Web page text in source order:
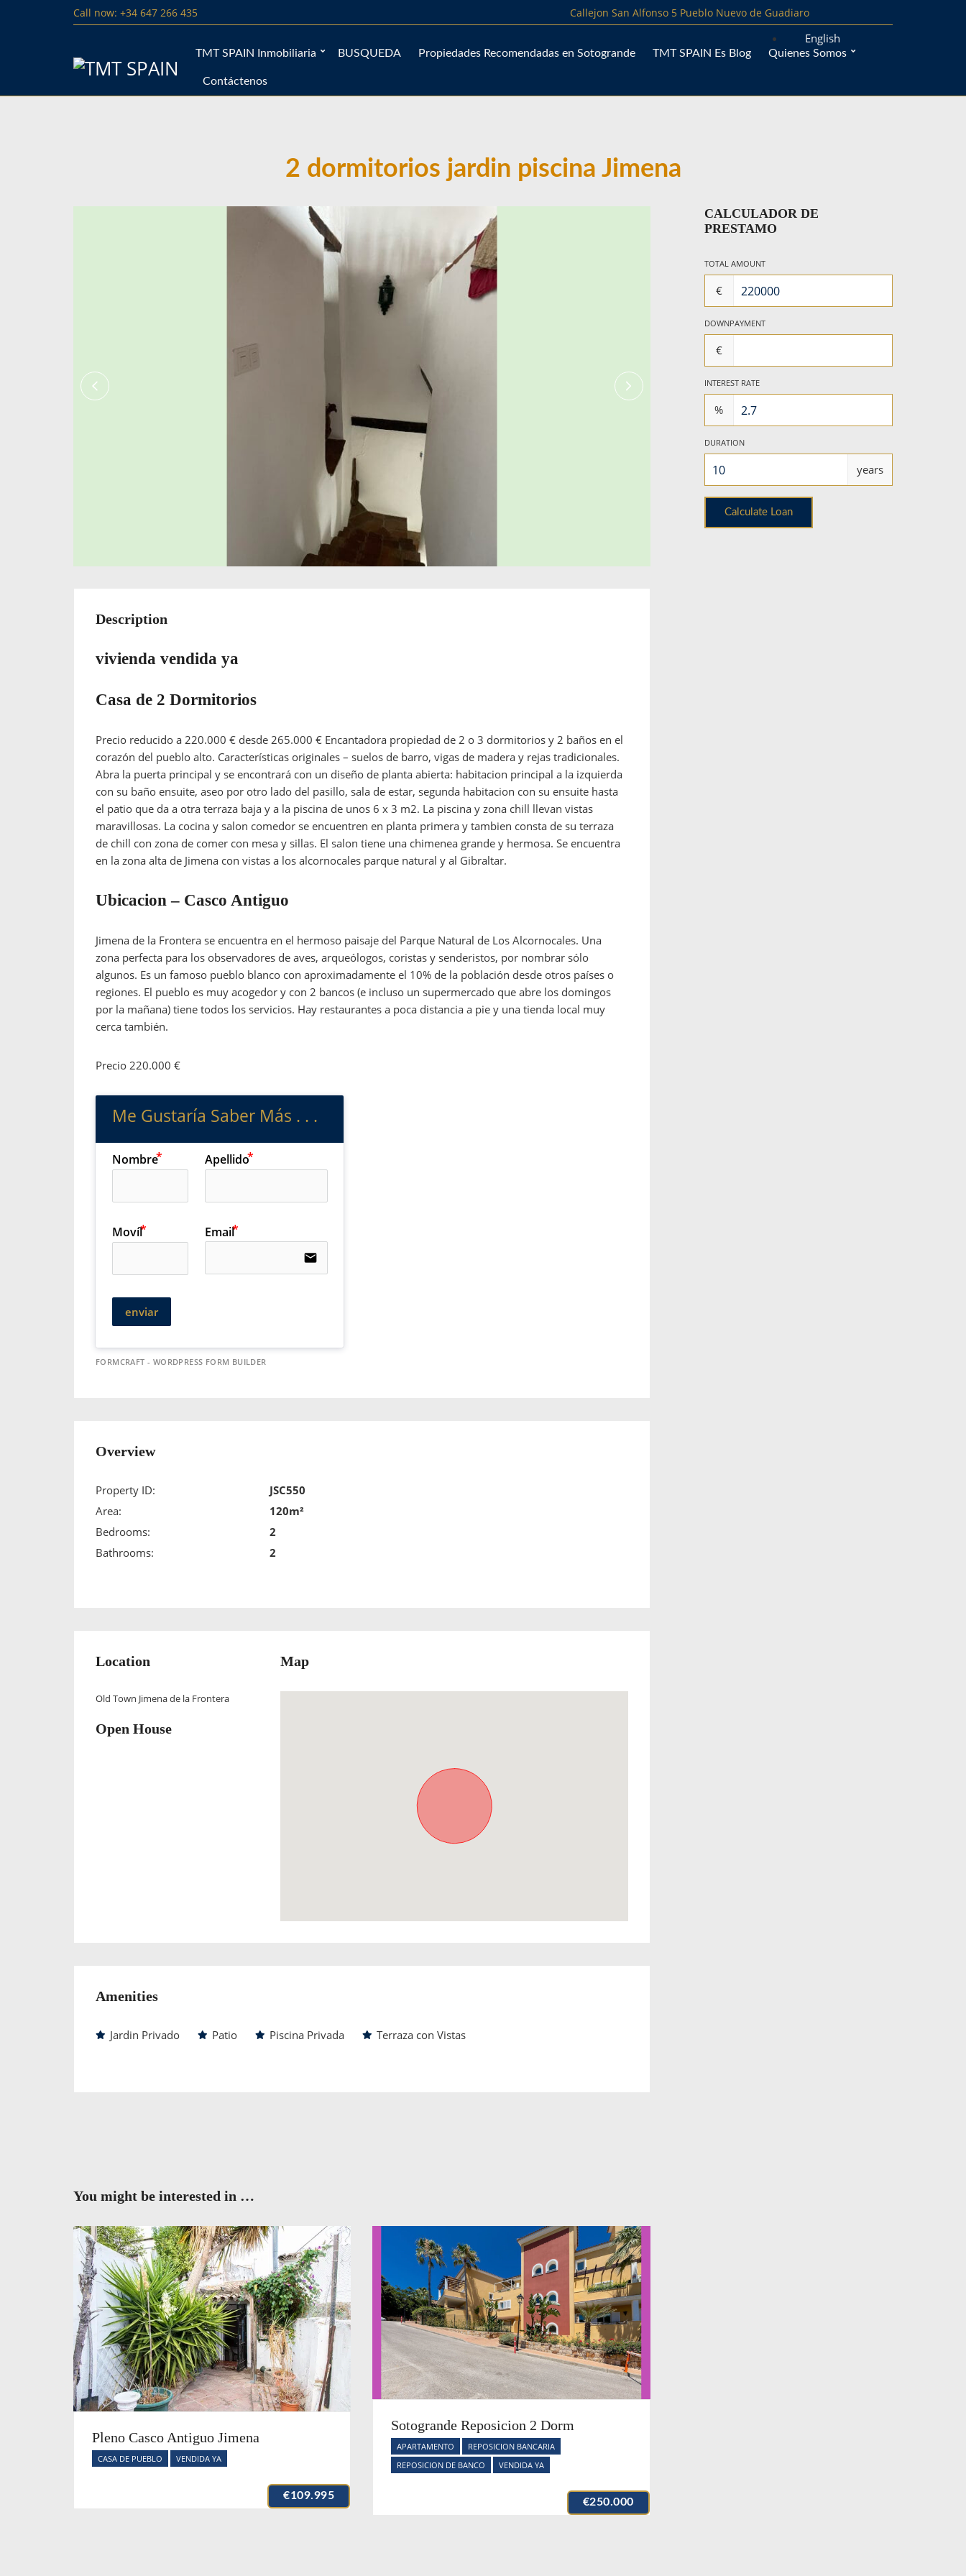
Call now: +34 647 266 435 Callejon San Alfonso 5 Pueblo Nuevo de Guadiaro
English
TMT SPAIN Inmobiliaria BUSQUEDA Propiedades Recomendadas en Sotogrande TMT SPAIN Es Blog Quienes Somos
Contáctenos
2 dormitorios jardin piscina Jimena
Description
vivienda vendida ya
Casa de 2 Dormitorios
Precio reducido a 220.000 € desde 265.000 € Encantadora propiedad de 2 o 3 dormitorios y 2 baños en el
corazón del pueblo alto. Características originales – suelos de barro, vigas de madera y rejas tradicionales.
Abra la puerta principal y se encontrará con un diseño de planta abierta: habitacion principal a la izquierda
con su baño ensuite, aseo por otro lado del pasillo, sala de estar, segunda habitacion con su ensuite hasta
el patio que da a otra terraza baja y a la piscina de unos 6 x 3 m2. La piscina y zona chill llevan vistas
maravillosas. La cocina y salon comedor se encuentren en planta primera y tambien consta de su terraza
de chill con zona de comer con mesa y sillas. El salon tiene una chimenea grande y hermosa. Se encuentra
en la zona alta de Jimena con vistas a los alcornocales parque natural y al Gibraltar.
Ubicacion – Casco Antiguo
Jimena de la Frontera se encuentra en el hermoso paisaje del Parque Natural de Los Alcornocales. Una
zona perfecta para los observadores de aves, arqueólogos, coristas y senderistos, por nombrar sólo
algunos. Es un famoso pueblo blanco con aproximadamente el 10% de la población desde otros países o
regiones. El pueblo es muy acogedor y con 2 bancos (e incluso un supermercado que abre los domingos
por la mañana) tiene todos los servicios. Hay restaurantes a poca distancia a pie y una tienda local muy
cerca también.
Precio 220.000 €
Me Gustaría Saber Más . . .
Nombre Apellido
Movíl Email
email
enviar
FORMCRAFT - WORDPRESS FORM BUILDER
Overview
Property ID:
JSC550
Area:
120m²
Bedrooms:
2
Bathrooms:
2
Location
Old Town Jimena de la Frontera
Open House
Map
Amenities
Jardin Privado Patio Piscina Privada Terraza con Vistas
You might be interested in …
Pleno Casco Antiguo Jimena
CASA DE PUEBLO VENDIDA YA
€109.995
Sotogrande Reposicion 2 Dorm
APARTAMENTO
REPOSICION BANCARIA
REPOSICION DE BANCO
VENDIDA YA
€250.000
CALCULADOR DE
PRESTAMO
TOTAL AMOUNT
€
DOWNPAYMENT
€
INTEREST RATE
%
DURATION
years